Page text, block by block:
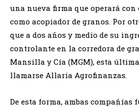
una nueva firma que operará
como acopiador de granos. Por
que a dos años y medio de su
controlante en la corredora de
Mansilla y Cía (MGM), esta
llamarse Allaria Agrofinanzas.
De esta forma, ambas compañías